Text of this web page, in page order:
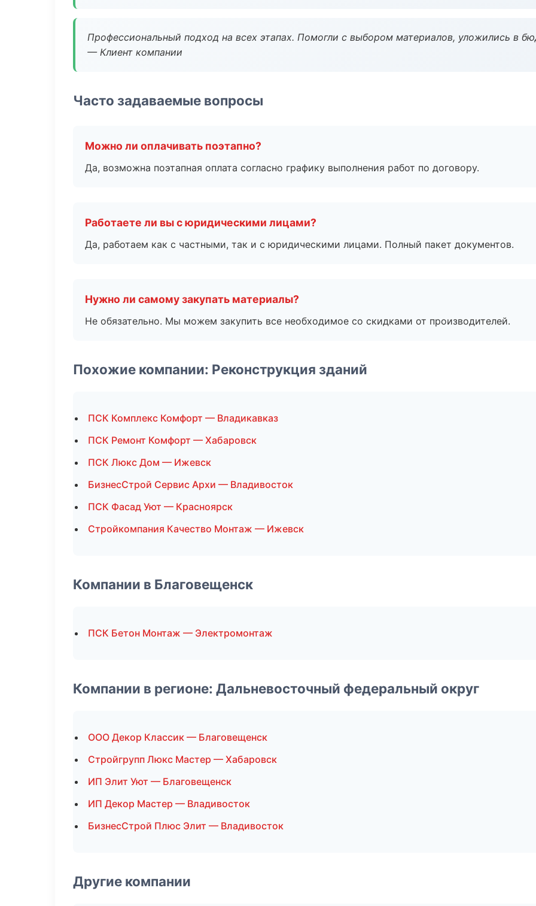
Профессиональный подход на всех этапах. Помогли с выбором материалов, уложились в
— Клиент компании
Часто задаваемые вопросы
Можно ли оплачивать поэтапно?
Да, возможна поэтапная оплата согласно графику выполнения работ по договору.
Работаете ли вы с юридическими лицами?
Да, работаем как с частными, так и с юридическими лицами. Полный пакет документов.
Нужно ли самому закупать материалы?
Не обязательно. Мы можем закупить все необходимое со скидками от производителей.
Похожие компании: Реконструкция зданий
ПСК Комплекс Комфорт — Владикавказ
ПСК Ремонт Комфорт — Хабаровск
ПСК Люкс Дом — Ижевск
БизнесСтрой Сервис Архи — Владивосток
ПСК Фасад Уют — Красноярск
Стройкомпания Качество Монтаж — Ижевск
Компании в Благовещенск
ПСК Бетон Монтаж — Электромонтаж
Компании в регионе: Дальневосточный федеральный округ
ООО Декор Классик — Благовещенск
Стройгрупп Люкс Мастер — Хабаровск
ИП Элит Уют — Благовещенск
ИП Декор Мастер — Владивосток
БизнесСтрой Плюс Элит — Владивосток
Другие компании